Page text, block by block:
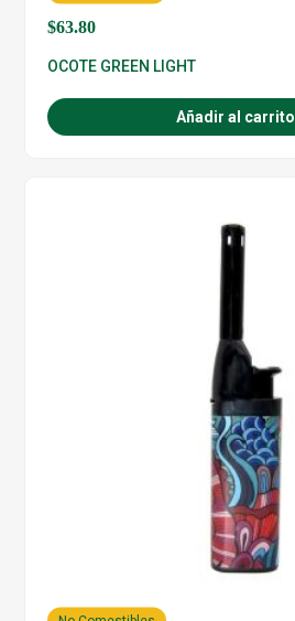
$63.80
OCOTE GREEN LIGHT
Añadir al carrito